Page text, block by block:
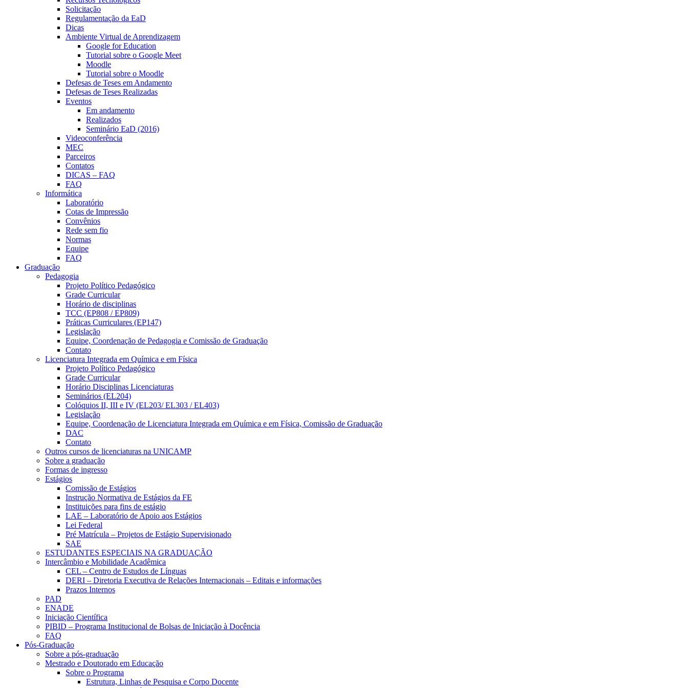
Solicitação
Regulamentação da EaD
Dicas
Ambiente Virtual de Aprendizagem
Google for Education
Tutorial sobre o Google Meet
Moodle
Tutorial sobre o Moodle
Defesas de Teses em Andamento
Defesas de Teses Realizadas
Eventos
Em andamento
Realizados
Seminário EaD (2016)
Videoconferência
MEC
Parceiros
Contatos
DICAS – FAQ
FAQ
Informática
Laboratório
Cotas de Impressão
Convênios
Rede sem fio
Normas
Equipe
FAQ
Graduação
Pedagogia
Projeto Político Pedagógico
Grade Curricular
Horário de disciplinas
TCC (EP808 / EP809)
Práticas Curriculares (EP147)
Legislação
Equipe, Coordenação de Pedagogia e Comissão de Graduação
Contato
Licenciatura Integrada em Química e em Física
Projeto Político Pedagógico
Grade Curricular
Horário Disciplinas Licenciaturas
Seminários (EL204)
Colóquios II, III e IV (EL203/ EL303 / EL403)
Legislação
Equipe, Coordenação de Licenciatura Integrada em Química e em Física, Comissão de Graduação
DAC
Contato
Outros cursos de licenciaturas na UNICAMP
Sobre a graduação
Formas de ingresso
Estágios
Comissão de Estágios
Instrução Normativa de Estágios da FE
Instituições para fins de estágio
LAE – Laboratório de Apoio aos Estágios
Lei Federal
Pré Matrícula – Projetos de Estágio Supervisionado
SAE
ESTUDANTES ESPECIAIS NA GRADUAÇÃO
Intercâmbio e Mobilidade Acadêmica
CEL – Centro de Estudos de Línguas
DERI – Diretoria Executiva de Relações Internacionais – Editais e informações
Prazos Internos
PAD
ENADE
Iniciação Científica
PIBID – Programa Institucional de Bolsas de Iniciação à Docência
FAQ
Pós-Graduação
Sobre a pós-graduação
Mestrado e Doutorado em Educação
Sobre o Programa
Estrutura, Linhas de Pesquisa e Corpo Docente